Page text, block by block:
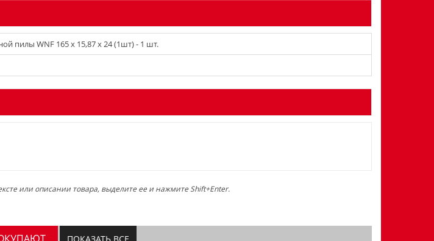
пилы WNF 165 x 15,87 x 24 (1шт) - 1 шт.
или описании товара, выделите ее и нажмите Shift+Enter.